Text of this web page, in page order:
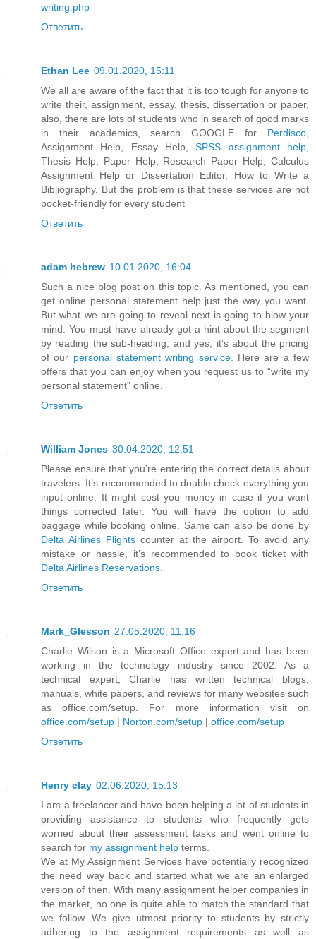
writing.php
Ответить
Ethan Lee 09.01.2020, 15:11
We all are aware of the fact that it is too tough for anyone to
write their, assignment, essay, thesis, dissertation or paper,
also, there are lots of students who in search of good marks
in their academics, search GOOGLE for Perdisco
Assignment Help, Essay Help,SPSS assignment help
Thesis Help, Paper Help, Research Paper Help, Calculus
Assignment Help or Dissertation Editor, How to Write a
Bibliography. But the problem is that these services are not
pocket-friendly for every student
Ответить
adam hebrew 10.01.2020, 16:04
Such a nice blog post on this topic. As mentioned, you can
get online personal statement help just the way you want.
But what we are going to reveal next is going to blow your
mind. You must have already got a hint about the segment
by reading the sub-heading, and yes, it’s about the pricing
of our personal statement writing service. Here are a few
offers that you can enjoy when you request us to “write my
personal statement” online.
Ответить
William Jones 30.04.2020, 12:51
Please ensure that you’re entering the correct details about
travelers. It’s recommended to double check everything you
input online. It might cost you money in case if you want
things corrected later. You will have the option to add
baggage while booking online. Same can also be done by
Delta Airlines Flights counter at the airport. To avoid any
mistake or hassle, it’s recommended to book ticket with
Delta Airlines Reservations
Ответить
Mark_Glesson 27.05.2020, 11:16
Charlie Wilson is a Microsoft Office expert and has been
working in the technology industry since 2002. As a
technical expert, Charlie has written technical blogs,
manuals, white papers, and reviews for many websites such
as office.com/setup. For more information visit on
office.com/setup | Norton.com/setup | office.com/setup
Ответить
Henry clay 02.06.2020, 15:13
I am a freelancer and have been helping a lot of students in
providing assistance to students who frequently gets
worried about their assessment tasks and went online to
search for my assignment help terms.
We at My Assignment Services have potentially recognized
the need way back and started what we are an enlarged
version of then. With many assignment helper companies in
the market, no one is quite able to match the standard that
we follow. We give utmost priority to students by strictly
adhering to the assignment requirements as well as